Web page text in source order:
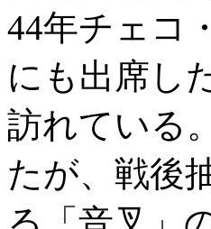
44年チェコ
にも出席し
訪れている
たが、戦後